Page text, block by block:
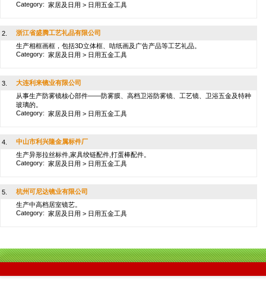
Category: 家居及日用 > 日用五金工具
2.
浙江省盛腾工艺礼品有限公司
生产相框画框，包括3D立体框、咭纸画及广告产品等工艺礼品。
Category: 家居及日用 > 日用五金工具
3.
大连利来镜业有限公司
从事生产防雾镜核心部件——防雾膜、高档卫浴防雾镜、工艺镜、卫浴五金及特种
玻璃的。
Category: 家居及日用 > 日用五金工具
4.
中山市利兴隆金属标件厂
生产异形拉丝标件,家具绞链配件,打蛋棒配件。
Category: 家居及日用 > 日用五金工具
5.
杭州可尼达镜业有限公司
生产中高档居室镜艺。
Category: 家居及日用 > 日用五金工具